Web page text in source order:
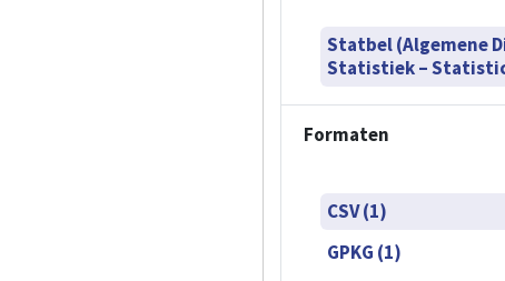
Statbel (Algemene
Statistiek –
Formaten
CSV (1)
GPKG (1)